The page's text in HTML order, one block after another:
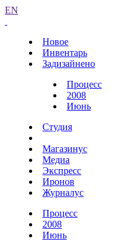
EN
Новое
Инвентарь
Задизайнено
Процесс
2008
Июнь
Студия
Магазинус
Медиа
Экспресс
Иронов
Журналус
Процесс
2008
Июнь